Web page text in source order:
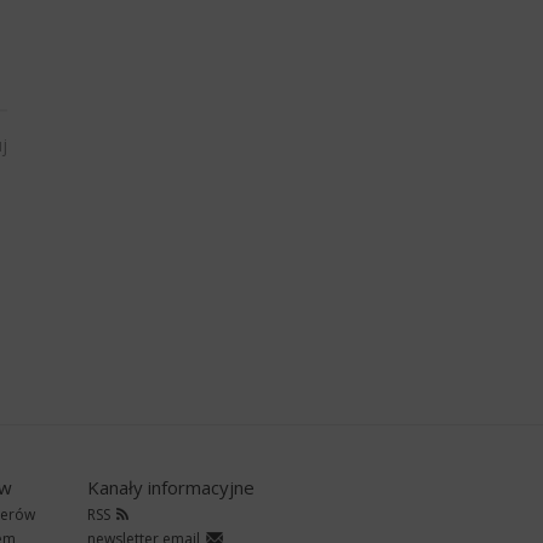
Kanały informacyjne
RSS
newsletter email